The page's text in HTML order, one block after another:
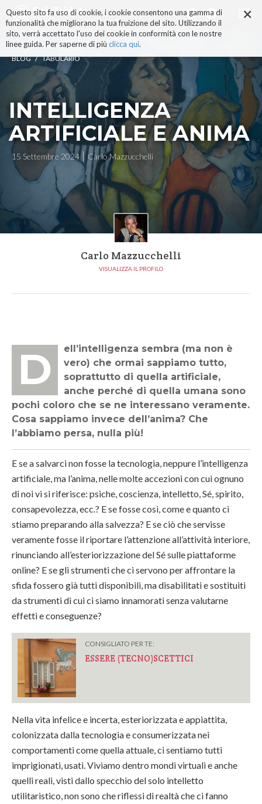
×
Questo sito fa uso di cookie, i cookie consentono una gamma di
funzionalità che migliorano la tua fruizione del sito. Utilizzando il
sito, verrà accettato l'uso dei cookie in conformità con le nostre
linee guida. Per saperne di più clicca qui.
ai
contenuti.
|
alla
navigazione
BLOG / TABULARIO
INTELLIGENZA
ARTIFICIALE E ANIMA
15 Settembre 2024 Carlo Mazzucchelli
Carlo Mazzucchelli
VISUALIZZA IL PROFILO
Dell’intelligenza sembra (ma non è
vero) che ormai sappiamo tutto,
soprattutto di quella artificiale,
anche perché di quella umana sono
pochi coloro che se ne interessano veramente.
Cosa sappiamo invece dell’anima? Che
l’abbiamo persa, nulla più!
E se a salvarci non fosse la tecnologia, neppure l’intelligenza
artificiale, ma l’anima, nelle molte accezioni con cui ognuno
di noi vi si riferisce: psiche, coscienza, intelletto, Sé, spirito,
consapevolezza, ecc.? E se fosse così, come e quanto ci
stiamo preparando alla salvezza? E se ciò che servisse
veramente fosse il riportare l’attenzione all’attività interiore,
rinunciando all’esteriorizzazione del Sé sulle piattaforme
online? E se gli strumenti che ci servono per affrontare la
sfida fossero già tutti disponibili, ma disabilitati e sostituiti
da strumenti di cui ci siamo innamorati senza valutarne
effetti e conseguenze?
CONSIGLIATO PER TE:
ESSERE (TECNO)SCETTICI
Nella vita infelice e incerta, esteriorizzata e appiattita,
colonizzata dalla tecnologia e consumerizzata nei
comportamenti come quella attuale, ci sentiamo tutti
imprigionati, usati. Viviamo dentro mondi virtuali e anche
quelli reali, visti dallo specchio del solo intelletto
utilitaristico, non sono che riflessi di realtà che ci fanno